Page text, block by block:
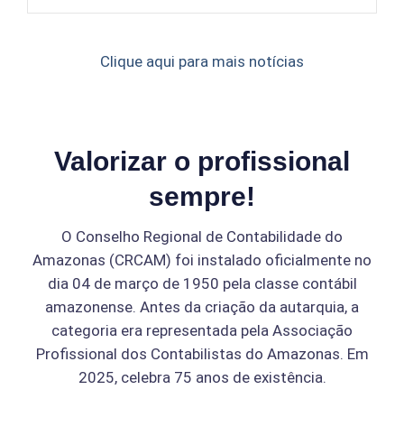
Clique aqui para mais notícias
Valorizar o profissional
sempre!
O Conselho Regional de Contabilidade do
Amazonas (CRCAM) foi instalado oficialmente no
dia 04 de março de 1950 pela classe contábil
amazonense. Antes da criação da autarquia, a
categoria era representada pela Associação
Profissional dos Contabilistas do Amazonas. Em
2025, celebra 75 anos de existência.